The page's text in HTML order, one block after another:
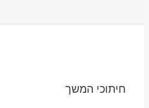
חיתוכי המשך